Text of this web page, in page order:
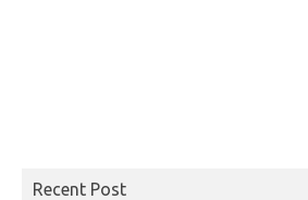
Recent Post